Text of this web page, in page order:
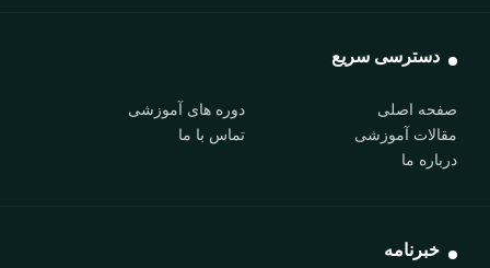
دسترسی سریع
صفحه اصلی
دوره های آموزشی
مقالات آموزشی
تماس با ما
درباره ما
خبرنامه